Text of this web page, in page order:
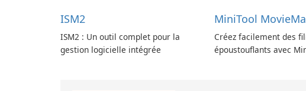
ISM2
ISM2 : Un outil complet pour la
gestion logicielle intégrée
MiniTool
Créez facilement des
époustouflants avec